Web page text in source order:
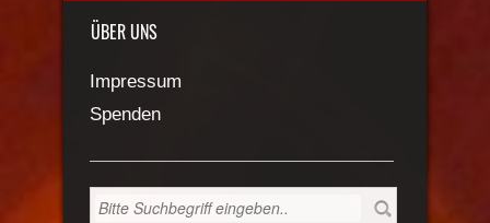
ÜBER UNS
Impressum
Spenden